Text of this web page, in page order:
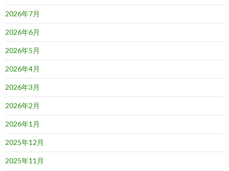
2026年7月
2026年6月
2026年5月
2026年4月
2026年3月
2026年2月
2026年1月
2025年12月
2025年11月